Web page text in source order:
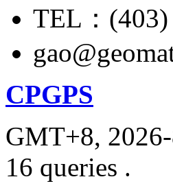
TEL：(403)
CPGPS
GMT+8,
16 queries .